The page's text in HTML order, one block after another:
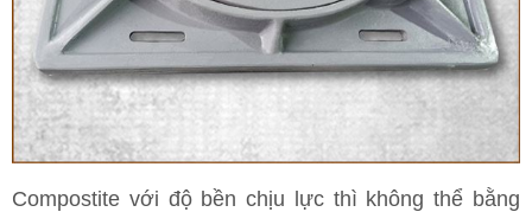
Compostite với độ bền chịu lực thì không thể bằng